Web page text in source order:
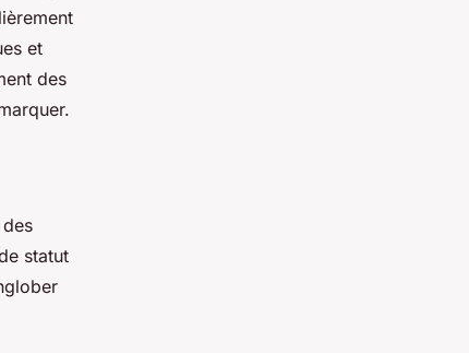
et
des
statut